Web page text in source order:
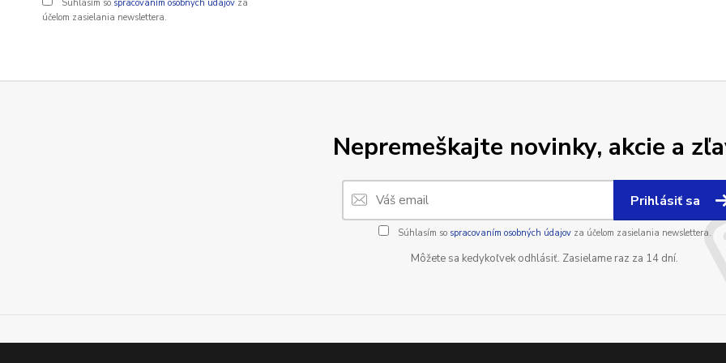
Súhlasím so spracovaním osobných údajov za
účelom zasielania newslettera.
Nepremeškajte novinky, akcie a
Prihlásiť sa
Súhlasím so spracovaním osobných údajovza účelom zasielania newslettera.
Môžete sa kedykoľvek odhlásiť. Zasielame raz za 14 dní.